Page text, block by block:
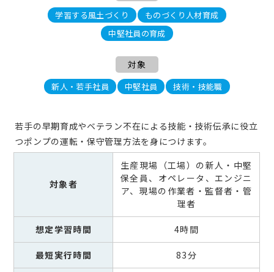
学習する風土づくり
ものづくり人材育成
中堅社員の育成
対象
新人・若手社員 中堅社員 技術・技能職
若手の早期育成やベテラン不在による技能・技術伝承に役立
つポンプの運転・保守管理方法を身につけます。
対象者
生産現場（工場）の新人・中堅
保全員、オペレータ、エンジニ
ア、現場の作業者・監督者・管
理者
想定学習時間 4時間
最短実行時間 83分